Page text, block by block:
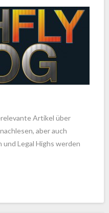
Artikel über
aber auch
und Legal Highs werden